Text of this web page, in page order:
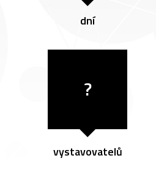
dní
?
vystavovatelů